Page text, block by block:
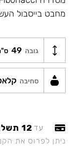
מחבט בייסבול
גובה 49
סחיבה
עד 12 תשלומים
ניתן לפרוס את